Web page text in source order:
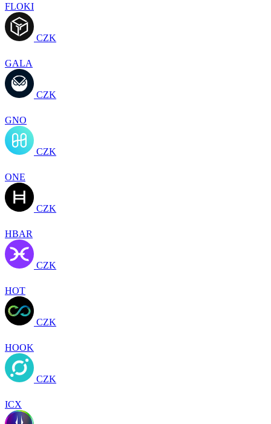
FLOKI
CZK
GALA
CZK
GNO
CZK
ONE
CZK
HBAR
CZK
HOT
CZK
HOOK
CZK
ICX